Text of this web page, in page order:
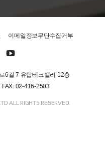
이메일정보무단수집거부
6길 7 유탑테크밸리 12층
FAX: 02-416-2503
ALL RIGHTS RESERVED.